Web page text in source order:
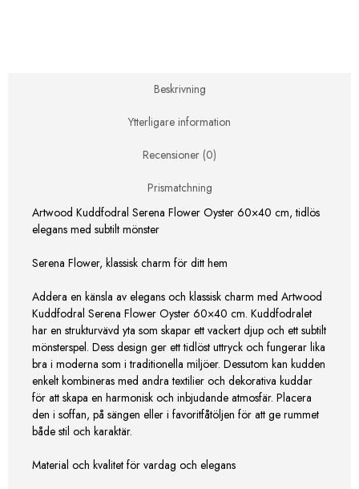
Beskrivning
Ytterligare information
Recensioner (0)
Prismatchning
Artwood Kuddfodral Serena Flower Oyster 60×40 cm, tidlös
elegans med subtilt mönster
Serena Flower, klassisk charm för ditt hem
Addera en känsla av elegans och klassisk charm med Artwood
Kuddfodral Serena Flower Oyster 60×40 cm. Kuddfodralet
har en strukturvävd yta som skapar ett vackert djup och ett subtilt
mönsterspel. Dess design ger ett tidlöst uttryck och fungerar lika
bra i moderna som i traditionella miljöer. Dessutom kan kudden
enkelt kombineras med andra textilier och dekorativa kuddar
för att skapa en harmonisk och inbjudande atmosfär. Placera
den i soffan, på sängen eller i favoritfåtöljen för att ge rummet
både stil och karaktär.
Material och kvalitet för vardag och elegans